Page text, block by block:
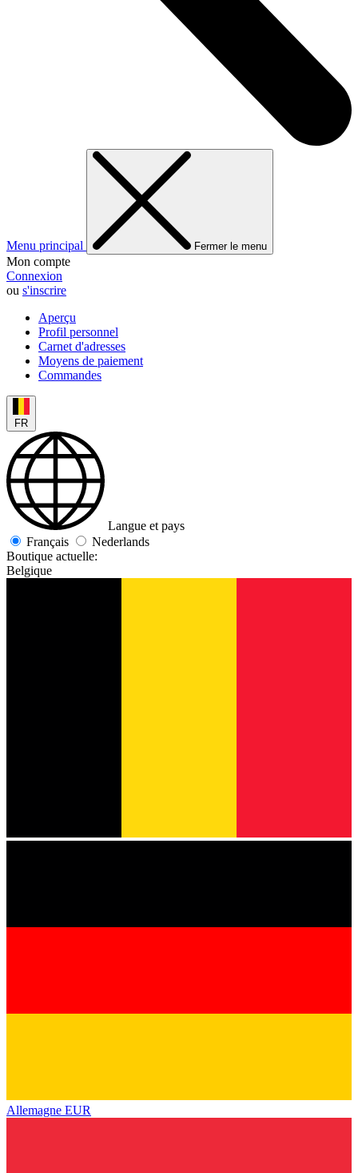
Menu principal Fermer le menu
Mon compte
Connexion
ou s'inscrire
Aperçu
Profil personnel
Carnet d'adresses
Moyens de paiement
Commandes
FR
Langue et pays
Français
Nederlands
Boutique actuelle:
Belgique
Allemagne EUR